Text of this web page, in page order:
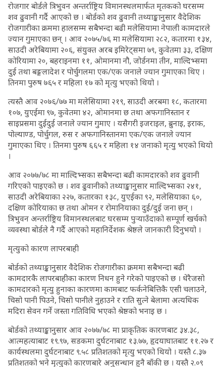
रोजगार बोर्डले त्रिभुवन अन्तर्राष्ट्रिय विमानस्थलमार्फत मृतकको घरसम्म
शव ढुवानी गर्दै आएको छ । बोर्डको शव ढुवानी तथ्याङ्कानुसार वैदेशिक
रोजगारीका क्रममा हालसम्म सबैभन्दा बढी मलेसियामा नेपाली कामदारले
ज्यान गुमाएका छन् । आव २०७५/७६ मा मलेसियामा २८२, कतारमा १३४,
साउदी अरेबियामा २०६, संयुक्त अरब इमिरेट्समा ७९, कुवेतमा ३३, दक्षिण
कोरियामा २०, बहराइनमा ११, ओमानमा नौ, जोर्डनमा तीन, माल्दिभ्समा
दुई तथा बङ्गलादेश र पोर्चुगलमा एक/एक जनाले ज्यान गुमाएका थिए ।
तिनमा पुरुष ७६५ र महिला १७ को मृत्यु भएको थियो ।
त्यस्तै आव २०७६/७७ मा मलेसियामा २१९, साउदी अरबमा १८, कतारमा
१०७, युएईमा ९७, कुवेतमा ४२, ओमानमा छ तथा अफगानिस्तान र
साइप्रसमा दुईदुई जनाले ज्यान गुमाए । यसैगरी इजराइल, ब्रुनाइ, इराक,
पोल्याण्ड, पोर्चुगल, रुस र अफगानिस्तानमा एक/एक जनाले ज्यान
गुमाएका थिए । तिनमा पुरुष ६६५ र महिला १४ जनाको मृत्यु भएको थियो
।
आव २०७७/७८ मा माल्दिभ्सका सबैभन्दा बढी कामदारको शव ढुवानी
गरिएको पाइएको छ । शव ढुवानीको तथ्याङ्कानुसार माल्दिभ्सका २४१,
साउदी अरेबियाका २२७, कतारका १३८, युएईका ९२, मलेसियाका ६०,
दक्षिण कोरियाका छ तथा ओमन र रोमानियाका दुई/दुई जना छन् ।
त्रिभुवन अन्तर्राष्ट्रिय विमानस्थलबाट घरसम्म पुर्‍याउँदाको सम्पूर्ण खर्चको
व्यवस्था बोर्डले नै गर्दै आएको महानिर्देशक श्रेष्ठले जानकारी दिनुभयो ।
मृत्युको कारण लापरबाही
बोर्डको तथ्याङ्कानुसार वैदेशिक रोजगारीका क्रममा सबैभन्दा बढी
कामदारकै लापरबाहीका कारण निधन हुने गरेको पाइएको छ । धेरैजसो
कामदारको मृत्यु हुनाका कारणमा कामबाट फर्कनेबित्तिकै एसी चलाउने,
चिसो पानी पिउने, चिसो पानीले नुहाउने र राति सुत्ने बेलामा अत्यधिक
मदिरा सेवन गर्ने जस्ता गतिविधि भएको श्रेष्ठको भनाइ छ ।
बोर्डको तथ्याङ्कानुसार आव २०७७/७८ मा प्राकृतिक कारणबाट ३४.३८,
आत्महत्याबाट १९.९७, सडकमा दुर्घटनाबाट १३.७७, हृदयाघातबाट ११.२७ र
कार्यस्थलमा दुर्घटनाबाट ९.५८ प्रतिशतको मृत्यु भएको थियो । यस्तै ८.३७
प्रतिशतको भने मृत्युको कारणबारे अनुसन्धान हुनै बाँकी छ । यस्तै २.०९